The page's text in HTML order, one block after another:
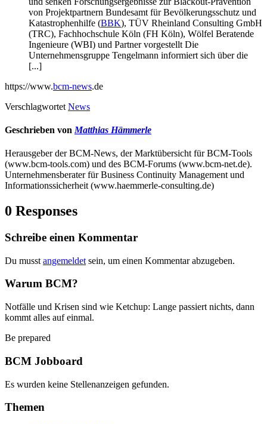
von Projektpartnern Bundesamt für Bevölkerungsschutz und
Katastrophenhilfe (BBK), TÜV Rheinland Consulting GmbH
(TRC), Fachhochschule Köln (FH Köln), Wölfel Beratende
Ingenieure (WBI) und Partner vorgestellt Die
Unternehmensgruppe Tengelmann informiert sich über die
[...]
https://www.bcm-news.de
Verschlagwortet News
Geschrieben von Matthias Hämmerle
Herausgeber der BCM-News, der Marktübersicht für BCM-Tools
(www.bcm-tools.com) und des BCM-Forums (www.bcm-net.de).
Unternehmensberater für Business Continuity Management und
Informationssicherheit (www.haemmerle-consulting.de)
0 Responses
Schreibe einen Kommentar
Du musst angemeldet sein, um einen Kommentar abzugeben.
Warum BCM?
Notfälle und Krisen sind wie Ketchup: Lange passiert nichts, dann
kommt alles auf einmal.
Be prepared
BCM Jobboard
Es wurden keine Stellenanzeigen gefunden.
Themen